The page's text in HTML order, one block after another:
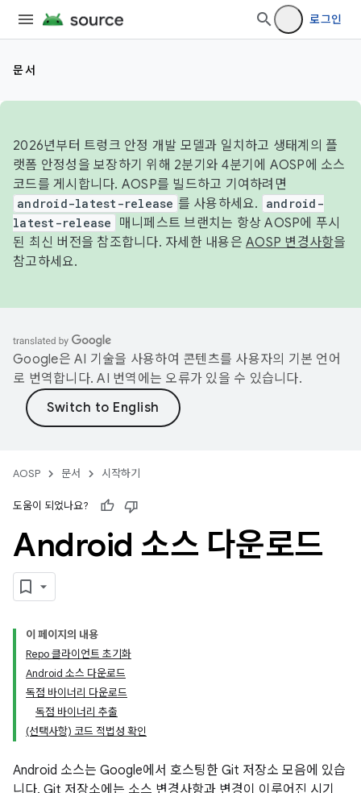
로그인
문서
2026년부터 트렁크 안정 개발 모델과 일치하고 생태계의 플
랫폼 안정성을 보장하기 위해 2분기와 4분기에 AOSP에 소스
코드를 게시합니다. AOSP를 빌드하고 기여하려면
android-latest-release 를 사용하세요.
android-
latest-release
매니페스트 브랜치는 항상 AOSP에 푸시
된 최신 버전을 참조합니다. 자세한 내용은 AOSP 변경사항을
참고하세요.
Google은 AI 기술을 사용하여 콘텐츠를 사용자의 기본 언어
로 번역합니다. AI 번역에는 오류가 있을 수 있습니다.
AOSP 문서 시작하기
도움이 되었나요?
Android 소스 다운로드
이 페이지의 내용
Repo 클라이언트 초기화
Android 소스 다운로드
독점 바이너리 다운로드
독점 바이너리 추출
(선택사항) 코드 적법성 확인
Android 소스는 Google에서 호스팅한 Git 저장소 모음에 있습
니다. Git 저장소에는 소스 변경사항과 변경이 이루어진 시기